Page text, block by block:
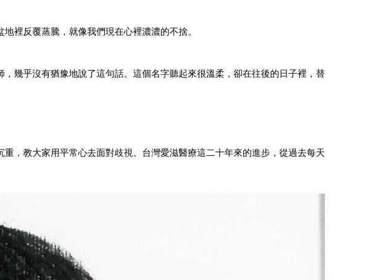
裡反覆蒸騰，就像我們現在心裡濃濃的不捨。
幾乎沒有猶豫地說了這句話。這個名字聽起來很溫柔，卻在往後的日子裡，替
，教大家用平常心去面對歧視。台灣愛滋醫療這二十年來的進步，從過去每天